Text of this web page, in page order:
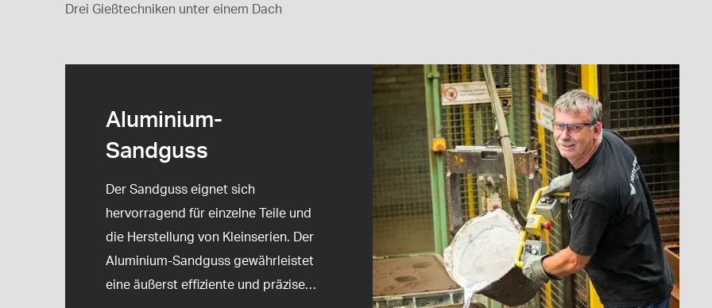
Drei Gießtechniken unter einem Dach
Aluminium-
Sandguss
Der Sandguss eignet sich
hervorragend für einzelne Teile und
die Herstellung von Kleinserien. Der
Aluminium-Sandguss gewährleistet
eine äußerst effiziente und präzise…